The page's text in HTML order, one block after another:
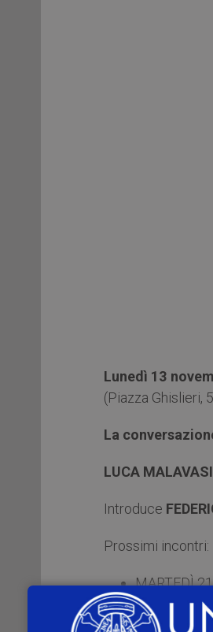
Lunedì 13
(Piazza Ghislieri,
La
LUCA MALAVASI
Introduce
Prossimi incontri:
MARTEDÌ
Il Padrino e i